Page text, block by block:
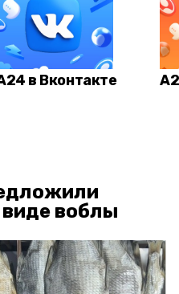
в Вконтакте
воблы